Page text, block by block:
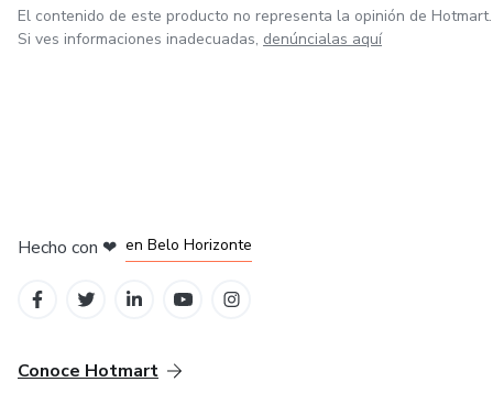
El contenido de este producto no representa la opinión de Hotmart.
Si ves informaciones inadecuadas, denúncialas aquí
Hecho con ❤ en Belo Horizonte
Conoce Hotmart